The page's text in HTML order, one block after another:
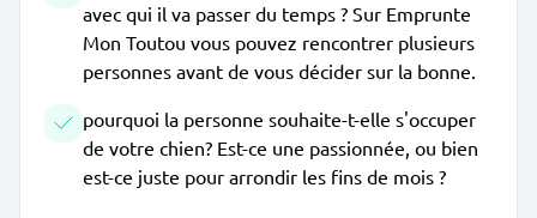
avec qui il va passer du temps ? Sur Emprunte
Mon Toutou vous pouvez rencontrer plusieurs
personnes avant de vous décider sur la bonne.
pourquoi la personne souhaite-t-elle s'occuper
de votre chien? Est-ce une passionnée, ou bien
est-ce juste pour arrondir les fins de mois ?